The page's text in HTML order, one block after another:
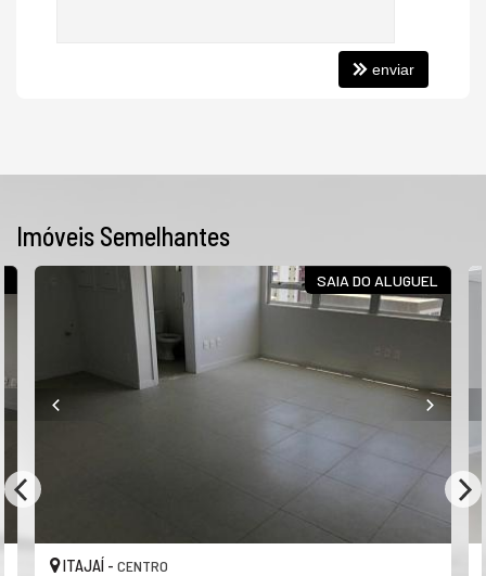
enviar
Imóveis Semelhantes
SAIA DO ALUGUEL
ITAJAÍ -CENTRO